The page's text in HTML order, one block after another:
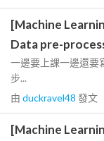
[Machine
Data pre-
一邊要上課一邊還要
步...
由 duckravel48 發文
[Machine